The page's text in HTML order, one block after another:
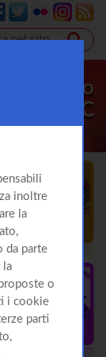
Il sito
Epatite C
inoltre
la
da parte
la
o
i cookie
parti